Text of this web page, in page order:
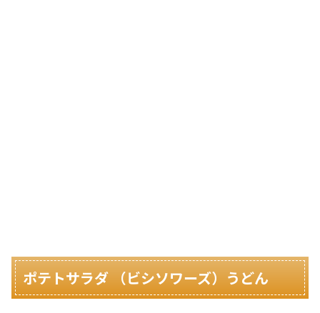
ポテトサラダ （ビシソワーズ）うどん